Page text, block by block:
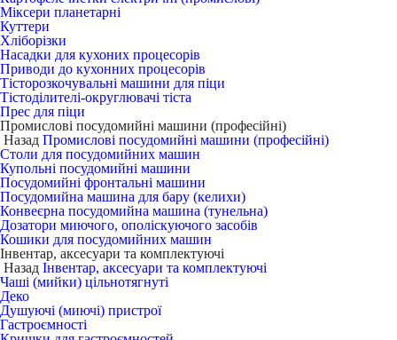
Міксери планетарні
Куттери
Хліборізки
Насадки для кухоних процесорів
Приводи до кухонних процесорів
Тісторозкочувальні машини для піци
Тістоділителі-округлювачі тіста
Прес для піци
Промислові посудомийні машини (професійні)
Назад Промислові посудомийні машини (професійні)
Столи для посудомийних машин
Купольні посудомийні машини
Посудомийні фронтальні машини
Посудомийна машина для бару (келихи)
Конвеєрна посудомийна машина (тунельна)
Дозатори миючого, ополіскуючого засобів
Кошики для посудомийних машин
Інвентар, аксесуари та комплектуючі
Назад Інвентар, аксесуари та комплектуючі
Чаші (мийки) цільнотягнуті
Деко
Душуючі (миючі) пристрої
Гастроємності